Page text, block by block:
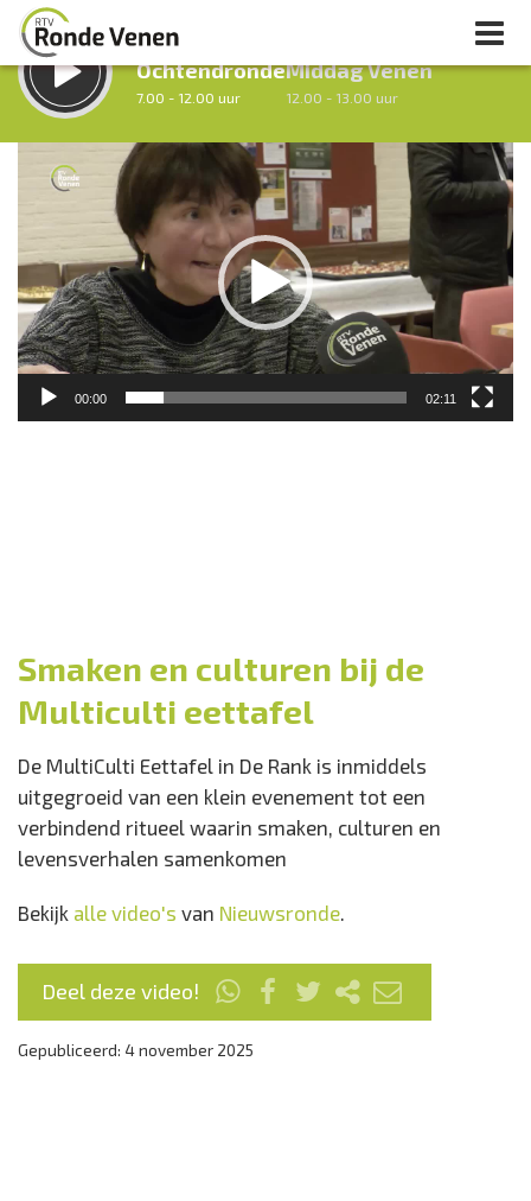
LUISTER LIVE:
Ochtendronde
7.00 - 12.00 uur
Middag Venen
12.00 - 13.00 uur
uur 1 van 0
Inklappen
Videospeler
00:00 02:11
Smaken en culturen bij de
Multiculti eettafel
De MultiCulti Eettafel in De Rank is inmiddels
uitgegroeid van een klein evenement tot een
verbindend ritueel waarin smaken, culturen en
levensverhalen samenkomen
Bekijk alle video's van Nieuwsronde.
Deel deze video!
Gepubliceerd: 4 november 2025